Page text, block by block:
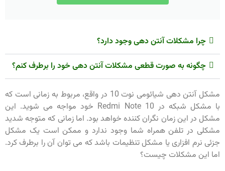
چرا مشکلات آنتن دهی وجود دارد؟
چگونه به صورت قطعی مشکلات آنتن دهی خود را برطرف کنم؟
مشکل آنتن دهی شیائومی نوت 10 در واقع، مربوط به زمانی است که
با مشکل شبکه در Redmi Note 10 خود مواجه می شوید. این
مشکل در این زمان نگران کننده خواهد بود. اما زمانی که متوجه شدید
مشکلی در تلفن همراه شما وجود ندارد و ممکن است یک مشکل
جزئی نرم افزاری یا مشکل تنظیمات باشد که می توان آن را برطرف کرد.
اما این مشکلات چیست؟